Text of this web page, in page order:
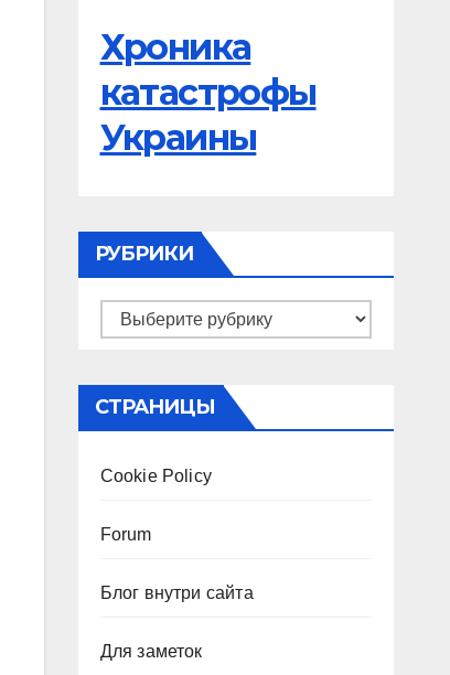
Хроника
катастрофы
Украины
РУБРИКИ
Рубрики
СТРАНИЦЫ
Cookie Policy
Forum
Блог внутри сайта
Для заметок